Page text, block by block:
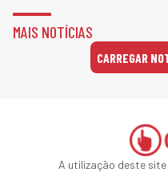
MAIS NOTÍCIAS
CARREGAR
A utilização deste